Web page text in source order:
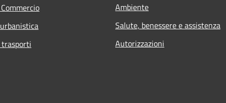
Ambiente
Salute, benessere e assistenza
Autorizzazioni